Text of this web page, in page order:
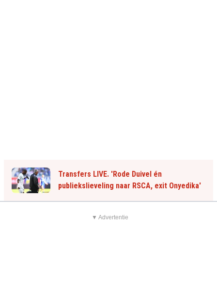
Transfers LIVE. 'Rode Duivel én
publiekslieveling naar RSCA, exit Onyedika'
▼ Advertentie